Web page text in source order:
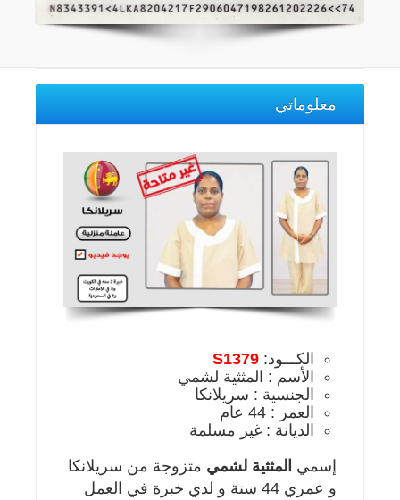
معلوماتي
الكـــود: S1379
الأسم : المثثية لشمي
الجنسية : سريلانكا
العمر : 44 عام
الديانة : غير مسلمة
إسمي المثثية لشمي متزوجة من سريلانكا
و عمري 44 سنة و لدي خبرة في العمل